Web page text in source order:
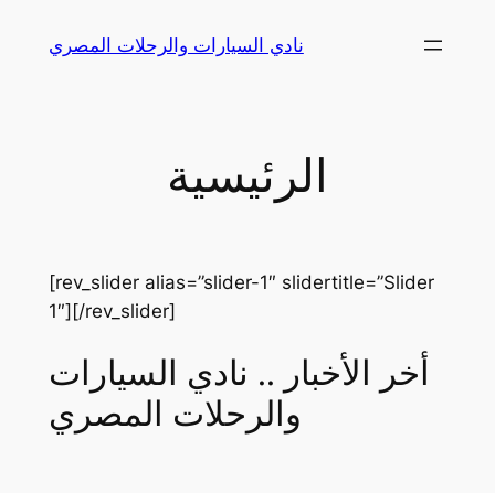
نادي السيارات والرحلات المصري
الرئيسية
[rev_slider alias=”slider-1″ slidertitle=”Slider
1″][/rev_slider]
أخر الأخبار .. نادي السيارات
والرحلات المصري